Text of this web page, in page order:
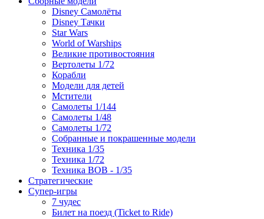
Disney Самолёты
Disney Тачки
Star Wars
World of Warships
Великие противостояния
Вертолеты 1/72
Корабли
Модели для детей
Мстители
Самолеты 1/144
Самолеты 1/48
Самолеты 1/72
Собранные и покрашенные модели
Техника 1/35
Техника 1/72
Техника ВОВ - 1/35
Стратегические
Супер-игры
7 чудес
Билет на поезд (Ticket to Ride)